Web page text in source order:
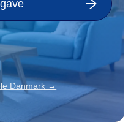
Danmark →